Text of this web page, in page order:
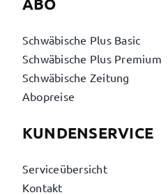
Schwäbische Plus Basic
Schwäbische Plus Premium
Schwäbische Zeitung
Abopreise
KUNDENSERVICE
Serviceübersicht
Kontakt